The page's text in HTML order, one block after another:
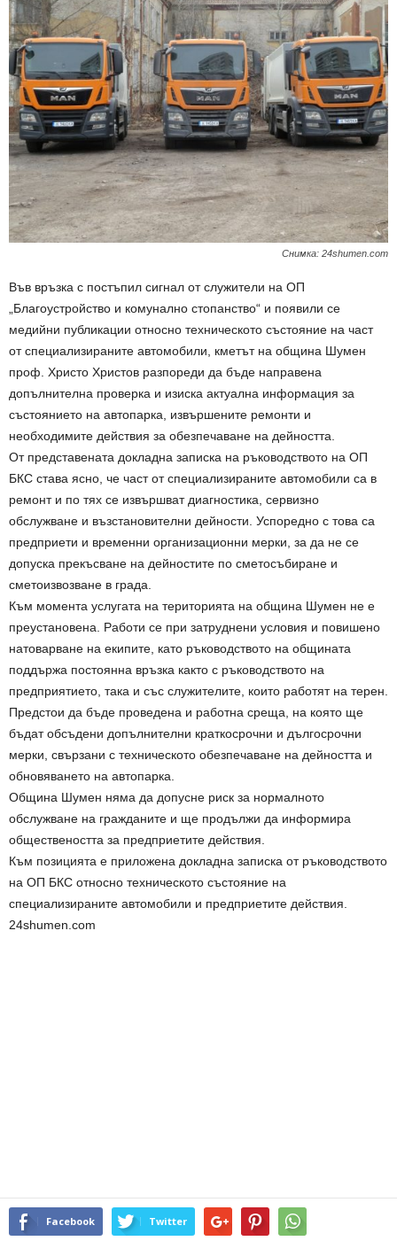
Снимка: 24shumen.com
Във връзка с постъпил сигнал от служители на ОП
„Благоустройство и комунално стопанство“ и появили се
медийни публикации относно техническото състояние на част
от специализираните автомобили, кметът на община Шумен
проф. Христо Христов разпореди да бъде направена
допълнителна проверка и изиска актуална информация за
състоянието на автопарка, извършените ремонти и
необходимите действия за обезпечаване на дейността.
От представената докладна записка на ръководството на ОП
БКС става ясно, че част от специализираните автомобили са в
ремонт и по тях се извършват диагностика, сервизно
обслужване и възстановителни дейности. Успоредно с това са
предприети и временни организационни мерки, за да не се
допуска прекъсване на дейностите по сметосъбиране и
сметоизвозване в града.
Към момента услугата на територията на община Шумен не е
преустановена. Работи се при затруднени условия и повишено
натоварване на екипите, като ръководството на общината
поддържа постоянна връзка както с ръководството на
предприятието, така и със служителите, които работят на терен.
Предстои да бъде проведена и работна среща, на която ще
бъдат обсъдени допълнителни краткосрочни и дългосрочни
мерки, свързани с техническото обезпечаване на дейността и
обновяването на автопарка.
Община Шумен няма да допусне риск за нормалното
обслужване на гражданите и ще продължи да информира
обществеността за предприетите действия.
Към позицията е приложена докладна записка от ръководството
на ОП БКС относно техническото състояние на
специализираните автомобили и предприетите действия.
24shumen.com
Facebook Twitter